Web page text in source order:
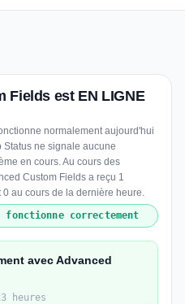
Fields est EN LIGNE
normalement aujourd'hui
Status ne signale aucune
en cours. Au cours des
Custom Fields a reçu 1
au cours de la dernière heure.
fonctionne correctement
avec Advanced
heures